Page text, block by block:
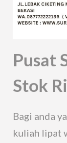
Pusat
Stok
Bagi anda
kuliah lipat